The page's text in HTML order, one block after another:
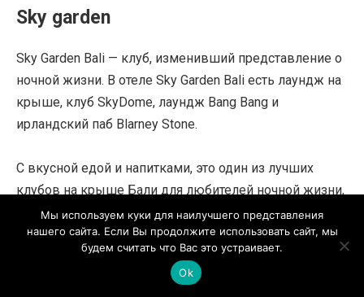
Sky garden
Sky Garden Bali — клуб, изменивший представление о
ночной жизни. В отеле Sky Garden Bali есть лаундж на
крыше, клуб SkyDome, лаундж Bang Bang и
ирландский паб Blarney Stone.
С вкусной едой и напитками, это один из лучших
клубов на крыше Бали для любителей ночной жизни,
чтобы повеселиться!
Местонахождение: Джалан Легиан № 61, Кута,
Бадунг Ридженси, Бали.
Мы используем куки для наилучшего представления
нашего сайта. Если Вы продолжите использовать сайт, мы
будем считать что Вас это устраивает.
Ok